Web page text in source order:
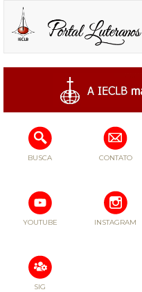
BUSCA CONTATO
YOUTUBE INSTAGRAM
SIG